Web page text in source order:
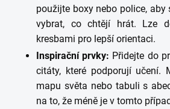
použijte boxy nebo police,
vybrat, co chtějí hrát. Lze
kresbami pro lepší orientaci.
Inspirační prvky: Přidejte do
citáty, které podporují učení.
mapu světa nebo tabuli s
na to, že méně je v tomto